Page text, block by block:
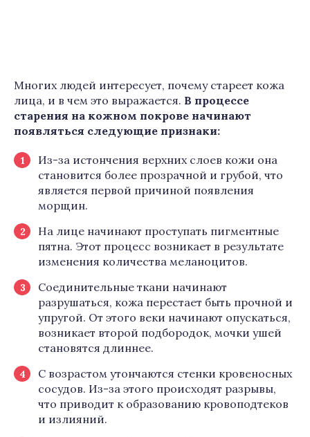
Многих людей интересует, почему стареет кожа
лица, и в чем это выражается. В процессе
старения на кожном покрове начинают
появляться следующие признаки:
Из-за истончения верхних слоев кожи она
становится более прозрачной и грубой, что
является первой причиной появления
морщин.
На лице начинают проступать пигментные
пятна. Этот процесс возникает в результате
изменения количества меланоцитов.
Соединительные ткани начинают
разрушаться, кожа перестает быть прочной и
упругой. От этого веки начинают опускаться,
возникает второй подбородок, мочки ушей
становятся длиннее.
С возрастом утончаются стенки кровеносных
сосудов. Из-за этого происходят разрывы,
что приводит к образованию кровоподтеков
и излияний.